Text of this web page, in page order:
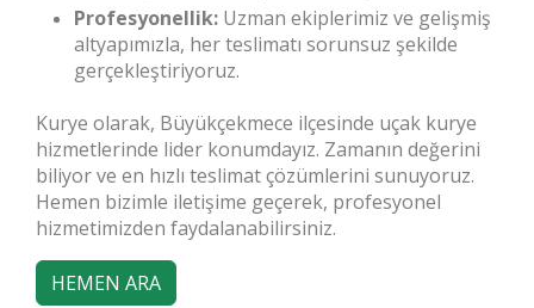
Profesyonellik: Uzman ekiplerimiz ve gelişmiş
altyapımızla, her teslimatı sorunsuz şekilde
gerçekleştiriyoruz.
Kurye olarak, Büyükçekmece ilçesinde uçak kurye
hizmetlerinde lider konumdayız. Zamanın değerini
biliyor ve en hızlı teslimat çözümlerini sunuyoruz.
Hemen bizimle iletişime geçerek, profesyonel
hizmetimizden faydalanabilirsiniz.
HEMEN ARA